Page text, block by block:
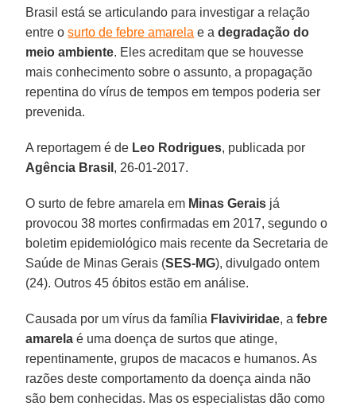
Brasil está se articulando para investigar a relação
entre osurto de febre amarela e adegradação do
meio ambiente. Eles acreditam que se houvesse
mais conhecimento sobre o assunto, a propagação
repentina do vírus de tempos em tempos poderia ser
prevenida.
A reportagem é de Leo Rodrigues, publicada por
Agência Brasil , 26-01-2017.
O surto de febre amarela em Minas Gerais já
provocou 38 mortes confirmadas em 2017, segundo o
boletim epidemiológico mais recente da Secretaria de
Saúde de Minas Gerais (SES-MG), divulgado ontem
(24). Outros 45 óbitos estão em análise.
Causada por um vírus da família Flaviviridae, afebre
amarela é uma doença de surtos que atinge,
repentinamente, grupos de macacos e humanos. As
razões deste comportamento da doença ainda não
são bem conhecidas. Mas os especialistas dão como